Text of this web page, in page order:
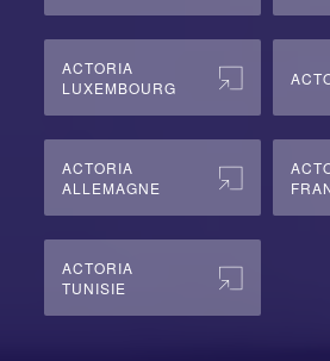
ACTORIA
LUXEMBOURG
ACTORIA
ALLEMAGNE
ACTORIA
TUNISIE